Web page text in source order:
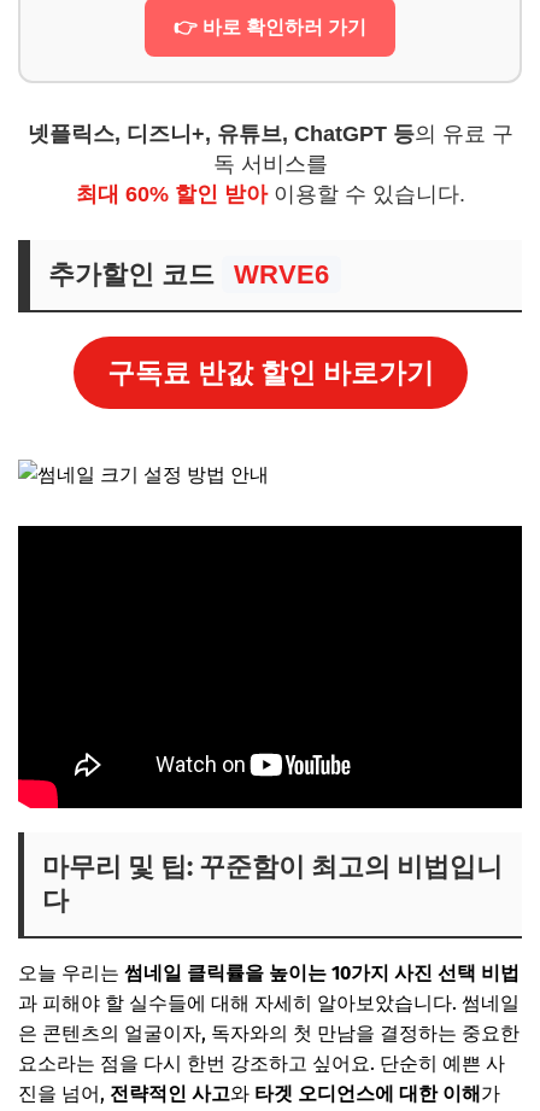
👉 바로 확인하러 가기
넷플릭스, 디즈니+, 유튜브, ChatGPT 등의 유료 구
독 서비스를
최대 60% 할인 받아이용할 수 있습니다.
추가할인 코드 WRVE6
구독료 반값 할인 바로가기
마무리 및 팁: 꾸준함이 최고의 비법입니
다
오늘 우리는 썸네일 클릭률을 높이는 10가지 사진 선택 비법
과 피해야 할 실수들에 대해 자세히 알아보았습니다. 썸네일
은 콘텐츠의 얼굴이자, 독자와의 첫 만남을 결정하는 중요한
요소라는 점을 다시 한번 강조하고 싶어요. 단순히 예쁜 사
진을 넘어, 전략적인 사고와 타겟 오디언스에 대한 이해 가